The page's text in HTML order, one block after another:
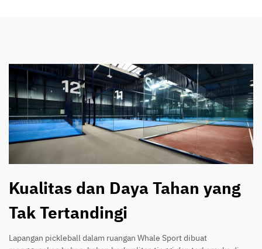
Kualitas dan Daya Tahan yang
Tak Tertandingi
Lapangan pickleball dalam ruangan Whale Sport dibuat